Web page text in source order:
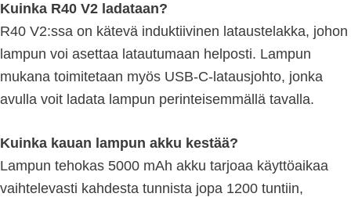
Kuinka R40 V2 ladataan?
R40 V2:ssa on kätevä induktiivinen lataustelakka, johon
lampun voi asettaa latautumaan helposti. Lampun
mukana toimitetaan myös USB-C-latausjohto, jonka
avulla voit ladata lampun perinteisemmällä tavalla.
Kuinka kauan lampun akku kestää?
Lampun tehokas 5000 mAh akku tarjoaa käyttöaikaa
vaihtelevasti kahdesta tunnista jopa 1200 tuntiin,